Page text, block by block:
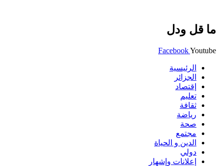
ما قل ودل
FacebookYoutube
الرئيسية
الجزائر
إقتصاد
تعليم
ثقافة
رياضة
صحة
مجتمع
الدين و الحياة
دولي
إعلانات وإشهار